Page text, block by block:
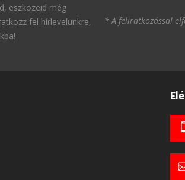
eszközeid még
fel hírlevelünkre,
* A feliratkozással